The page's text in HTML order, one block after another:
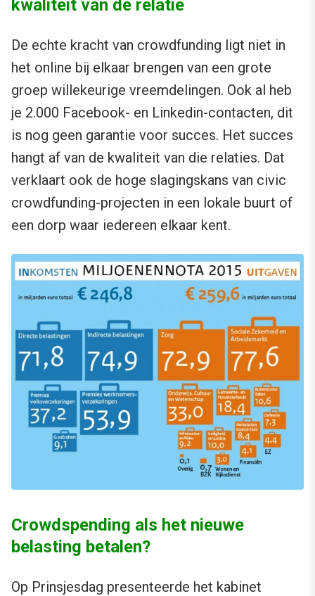
kwaliteit van de relatie
De echte kracht van crowdfunding ligt niet in
het online bij elkaar brengen van een grote
groep willekeurige vreemdelingen. Ook al heb
je 2.000 Facebook- en Linkedin-contacten, dit
is nog geen garantie voor succes. Het succes
hangt af van de kwaliteit van die relaties. Dat
verklaart ook de hoge slagingskans van civic
crowdfunding-projecten in een lokale buurt of
een dorp waar iedereen elkaar kent.
Crowdspending als het nieuwe
belasting betalen?
Op Prinsjesdag presenteerde het kabinet